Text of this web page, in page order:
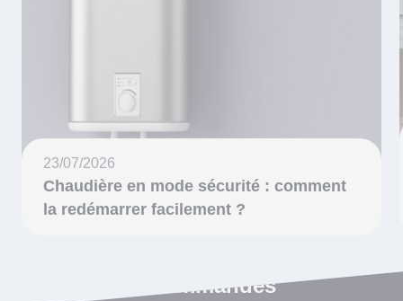
23/07/2026
Chaudière en mode sécurité : comment
la redémarrer facilement ?
Les articles recommandés